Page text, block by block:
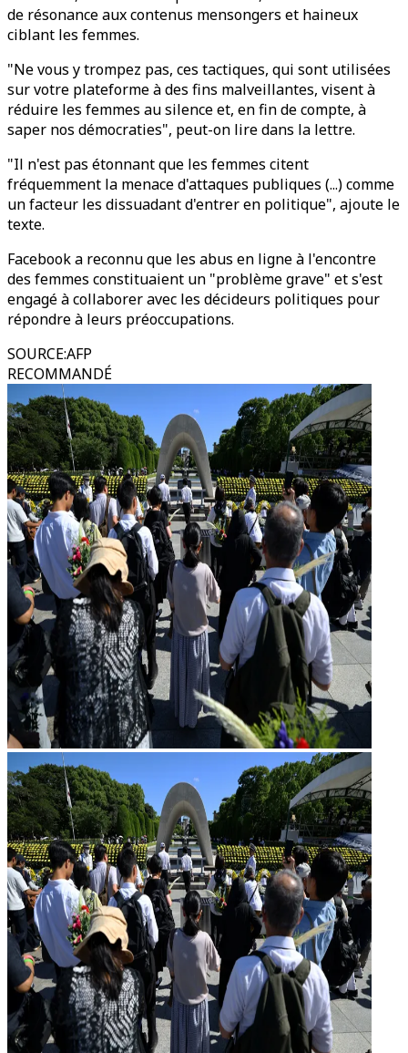
de résonance aux contenus mensongers et haineux
ciblant les femmes.
"Ne vous y trompez pas, ces tactiques, qui sont utilisées
sur votre plateforme à des fins malveillantes, visent à
réduire les femmes au silence et, en fin de compte, à
saper nos démocraties", peut-on lire dans la lettre.
"Il n'est pas étonnant que les femmes citent
fréquemment la menace d'attaques publiques (...) comme
un facteur les dissuadant d'entrer en politique", ajoute le
texte.
Facebook a reconnu que les abus en ligne à l'encontre
des femmes constituaient un "problème grave" et s'est
engagé à collaborer avec les décideurs politiques pour
répondre à leurs préoccupations.
SOURCE:AFP
RECOMMANDÉ